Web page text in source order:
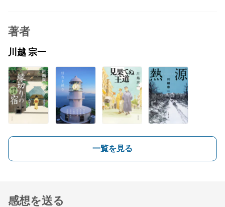
著者
川越 宗一
一覧を見る
感想を送る